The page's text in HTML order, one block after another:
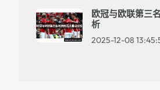
欧冠与欧联第三
析
2025-12-08